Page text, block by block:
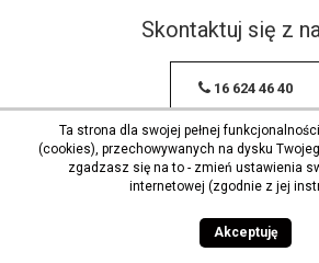
Skontaktuj się z
16 624 46 40
Ta strona dla swojej pełnej
(cookies), przechowywanych na dysku
zgadzasz się na to - zmień ustawienia
internetowej (zgodnie z jej
Akceptuję